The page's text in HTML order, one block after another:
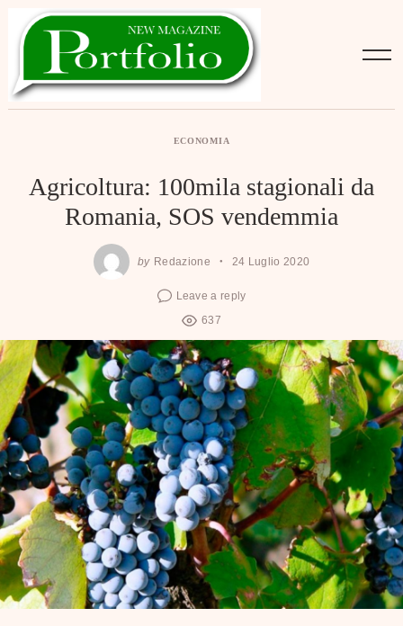
ECONOMIA
Agricoltura: 100mila stagionali da
Romania, SOS vendemmia
by Redazione 24 Luglio 2020
Leave a reply
637